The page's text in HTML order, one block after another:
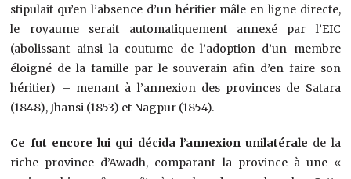
stipulait qu’en l’absence d’un héritier mâle en ligne directe,
le royaume serait automatiquement annexé par l’EIC
(abolissant ainsi la coutume de l’adoption d’un membre
éloigné de la famille par le souverain afin d’en faire son
héritier) – menant à l’annexion des provinces de Satara
(1848), Jhansi (1853) et Nagpur (1854).
Ce fut encore lui qui décida l’annexion unilatérale de la
riche province d’Awadh, comparant la province à une «